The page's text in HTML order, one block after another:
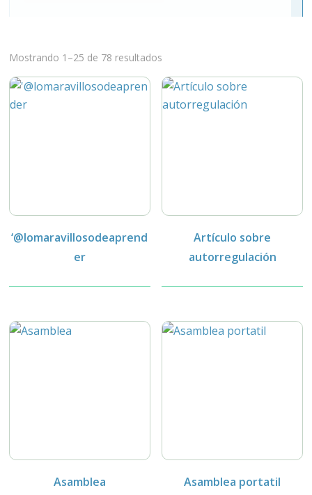
Mostrando 1–25 de 78 resultados
‘@lomaravillosodeaprend
er
Artículo sobre
autorregulación
Asamblea Asamblea portatil